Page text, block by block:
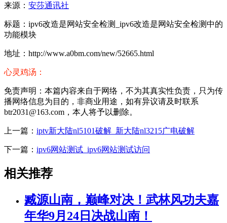
来源： 安莎通讯社
标题：ipv6改造是网站安全检测_ipv6改造是网站安全检测中的
功能模块
地址：http://www.a0bm.com/new/52665.html
心灵鸡汤：
免责声明：本篇内容来自于网络，不为其真实性负责，只为传
播网络信息为目的，非商业用途，如有异议请及时联系
btr2031@163.com，本人将予以删除。
上一篇： iptv新大陆nl5101破解_新大陆nl3215广电破解
下一篇： ipv6网站测试_ipv6网站测试访问
相关推荐
臧源山南，巅峰对决！武林风功夫嘉
年华9月24日决战山南！